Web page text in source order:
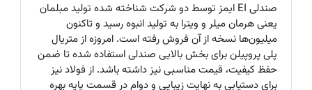
صندلی EI ایمز توسط دو شرکت شناخته شده تولید مبلمان
یعنی هرمان میلر و ویترا به تولید انبوه رسید و تاکنون
میلیون‌ها نسخه از آن فروش رفته است. امروزه از متریال
پلی پروپیلن برای بخش بالایی صندلی استفاده شده تا ضمن
حفظ کیفیت، قیمت مناسبی نیز داشته باشد. از فولاد نیز
برای دستیابی به نهایت زیبایی و دوام در قسمت پایه بهره